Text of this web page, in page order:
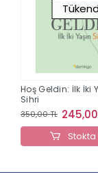
Hoş Geldin: İlk İki
Sihri
350,00 TL
Stokta